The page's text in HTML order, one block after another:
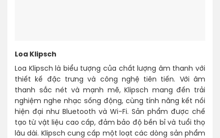
Loa Klipsch
Loa Klipsch là biểu tượng của chất lượng âm thanh với
thiết kế đặc trưng và công nghệ tiên tiến. Với âm
thanh sắc nét và mạnh mẽ, Klipsch mang đến trải
nghiệm nghe nhạc sống động, cùng tính năng kết nối
hiện đại như Bluetooth và Wi-Fi. Sản phẩm được chế
tạo từ vật liệu cao cấp, đảm bảo độ bền bỉ và tuổi thọ
lâu dài. Klipsch cung cấp một loạt các dòng sản phẩm